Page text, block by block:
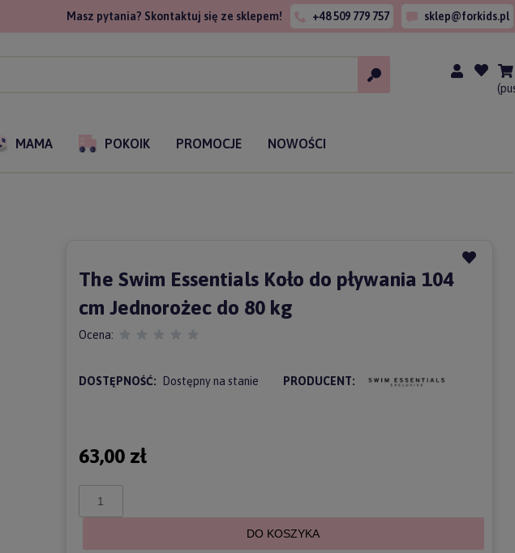
Masz pytania? Skontaktuj się ze sklepem! +48 509 779 757 sklep@forkids.pl
MAMA POKOIK PROMOCJE NOWOŚCI
The Swim Essentials Koło do pływania 104
cm Jednorożec do 80 kg
Ocena:
DOSTĘPNOŚĆ: Dostępny na stanie PRODUCENT:
63,00 zł
DO KOSZYKA